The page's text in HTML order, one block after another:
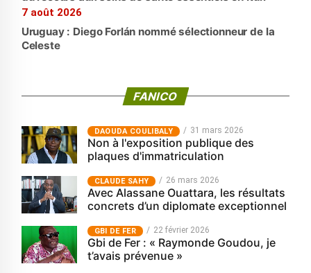
7 août 2026
Uruguay : Diego Forlán nommé sélectionneur de la
Celeste
FANICO
‎DAOUDA COULIBALY 31 mars 2026
Non à l'exposition publique des
plaques d'immatriculation
CLAUDE SAHY 26 mars 2026
Avec Alassane Ouattara, les résultats
concrets d’un diplomate exceptionnel
GBI DE FER 22 février 2026
Gbi de Fer : « Raymonde Goudou, je
t’avais prévenue »